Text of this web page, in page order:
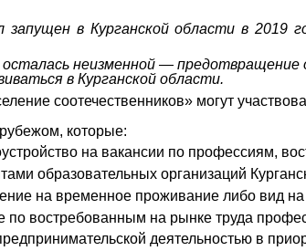
в Курганской области в 2019
осталась неизменной — предотвращение
в Курганской области.
соотечественников» могут
которые:
на вакансии по профессиям,
образовательных организаций
на временное проживание либо вид на
по востребованным на рынке труда
деятельностью в